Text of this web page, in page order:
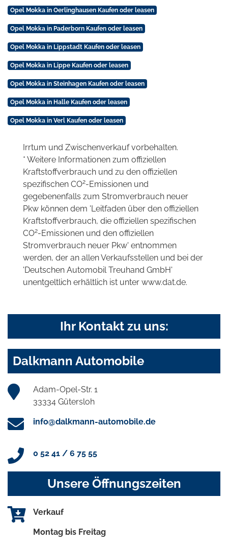
Opel Mokka in Oerlinghausen Kaufen oder leasen
Opel Mokka in Paderborn Kaufen oder leasen
Opel Mokka in Lippstadt Kaufen oder leasen
Opel Mokka in Lippe Kaufen oder leasen
Opel Mokka in Steinhagen Kaufen oder leasen
Opel Mokka in Halle Kaufen oder leasen
Opel Mokka in Verl Kaufen oder leasen
Irrtum und Zwischenverkauf vorbehalten.
* Weitere Informationen zum offiziellen
Kraftstoffverbrauch und zu den offiziellen
spezifischen CO2-Emissionen und
gegebenenfalls zum Stromverbrauch neuer
Pkw können dem 'Leitfaden über den offiziellen
Kraftstoffverbrauch, die offiziellen spezifischen
CO2-Emissionen und den offiziellen
Stromverbrauch neuer Pkw' entnommen
werden, der an allen Verkaufsstellen und bei der
'Deutschen Automobil Treuhand GmbH'
unentgeltlich erhältlich ist unter www.dat.de.
Ihr Kontakt zu uns:
Dalkmann Automobile
Adam-Opel-Str. 1
33334 Gütersloh
info@dalkmann-automobile.de
0 52 41 / 6 75 55
Unsere Öffnungszeiten
Verkauf
Montag bis Freitag